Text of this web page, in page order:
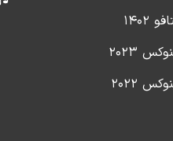
۲۰۲۳
۲۰۲۲